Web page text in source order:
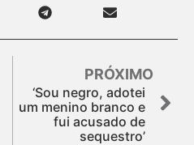
PRÓXIMO
‘Sou negro, adotei
um menino branco e
fui acusado de
sequestro’